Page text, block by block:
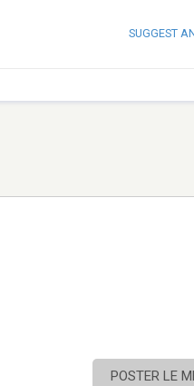
SUGGEST
POSTER LE